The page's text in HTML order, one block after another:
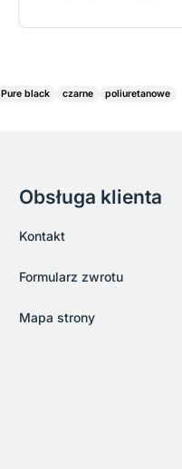
Pure black czarne poliuretanowe
Obsługa klienta
Kontakt
Formularz zwrotu
Mapa strony